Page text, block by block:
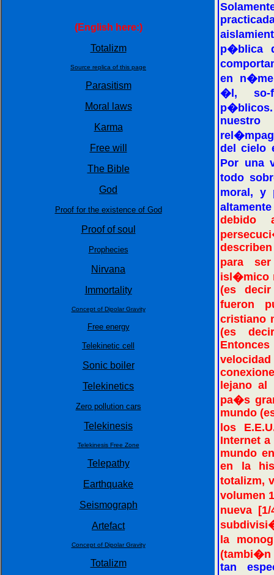
(English here:)
Totalizm
Source replica of this page
Parasitism
Moral laws
Karma
Free will
The Bible
God
Proof for the existence of God
Proof of soul
Prophecies
Nirvana
Immortality
Concept of Dipolar Gravity
Free energy
Telekinetic cell
Sonic boiler
Telekinetics
Zero pollution cars
Telekinesis
Telekinesis Free Zone
Telepathy
Earthquake
Seismograph
Artefact
Concept of Dipolar Gravity
Totalizm
p�blica
en
�l, so-
del cielo
Por una
todo
moral, y
debido
para
isl�mico
(es
fueron
cristiano
(es
lejano al
pa�s
mundo
los
Internet
mundo
en la
totalizm,
volumen
nueva
la
tan